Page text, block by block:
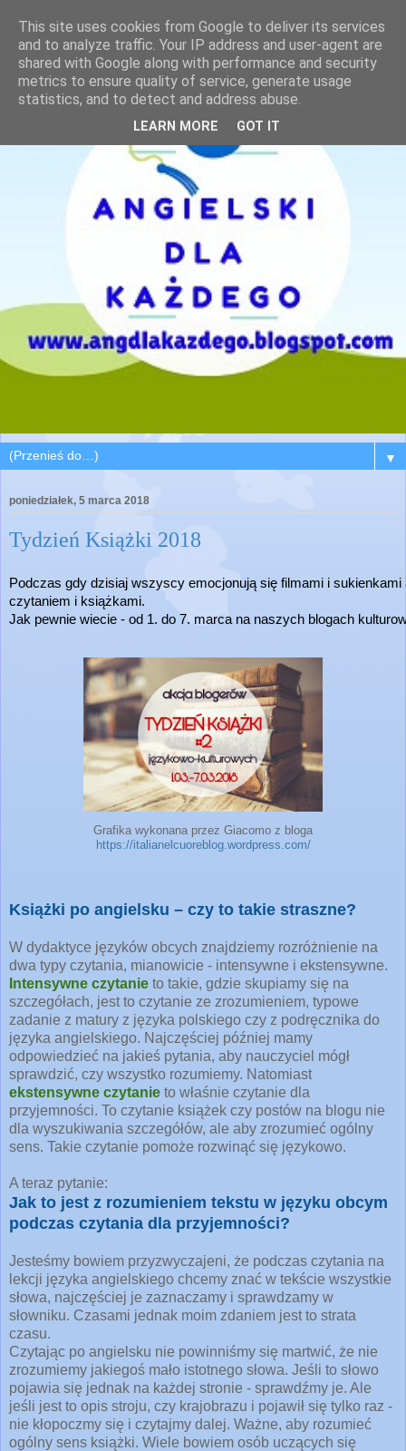
▼
poniedziałek, 5 marca 2018
Tydzień Książki 2018
Podczas gdy dzisiaj wszyscy emocjonują się filmami i
czytaniem i książkami.
Jak pewnie wiecie - od 1. do 7. marca na naszych blogach
Grafika wykonana przez Giacomo z bloga
https://italianelcuoreblog.wordpress.com/
Książki po angielsku – czy to takie straszne?
W dydaktyce języków obcych znajdziemy rozróżnienie na
dwa typy czytania, mianowicie - intensywne i ekstensywne.
Intensywne czytanie to takie, gdzie skupiamy się na
szczegółach, jest to czytanie ze zrozumieniem, typowe
zadanie z matury z języka polskiego czy z podręcznika do
języka angielskiego. Najczęściej później mamy
odpowiedzieć na jakieś pytania, aby nauczyciel mógł
sprawdzić, czy wszystko rozumiemy. Natomiast
ekstensywne czytanie to właśnie czytanie dla
przyjemności. To czytanie książek czy postów na blogu nie
dla wyszukiwania szczegółów, ale aby zrozumieć ogólny
sens. Takie czytanie pomoże rozwinąć się językowo.
A teraz pytanie:
Jak to jest z rozumieniem tekstu w języku obcym
podczas czytania dla przyjemności?
Jesteśmy bowiem przyzwyczajeni, że podczas czytania na
lekcji języka angielskiego chcemy znać w tekście wszystkie
słowa, najczęściej je zaznaczamy i sprawdzamy w
słowniku. Czasami jednak moim zdaniem jest to strata
czasu.
Czytając po angielsku nie powinniśmy się martwić, że nie
zrozumiemy jakiegoś mało istotnego słowa. Jeśli to słowo
pojawia się jednak na każdej stronie - sprawdźmy je. Ale
jeśli jest to opis stroju, czy krajobrazu i pojawił się tylko raz -
nie kłopoczmy się i czytajmy dalej. Ważne, aby rozumieć
ogólny sens książki. Wiele bowiem osób uczących się
This site uses cookies from Google to deliver its services
and to analyze traffic. Your IP address and user-agent are
shared with Google along with performance and security
metrics to ensure quality of service, generate usage
statistics, and to detect and address abuse.
LEARN MORE GOT IT